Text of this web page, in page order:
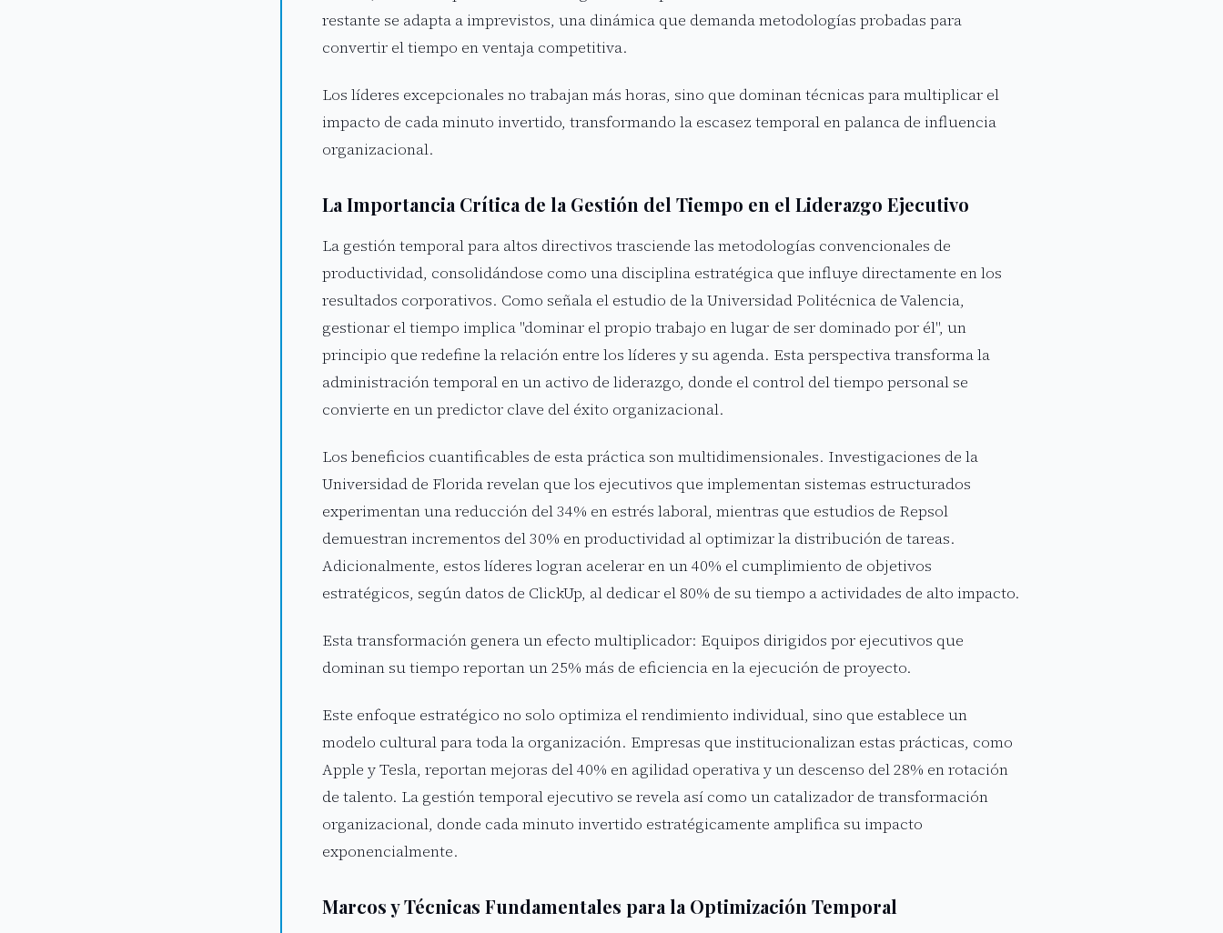
restante se adapta a imprevistos, una dinámica que demanda metodologías probadas para
convertir el tiempo en ventaja competitiva.
Los líderes excepcionales no trabajan más horas, sino que dominan técnicas para multiplicar el
impacto de cada minuto invertido, transformando la escasez temporal en palanca de influencia
organizacional.
La Importancia Crítica de la Gestión del Tiempo en el Liderazgo Ejecutivo
La gestión temporal para altos directivos trasciende las metodologías convencionales de
productividad, consolidándose como una disciplina estratégica que influye directamente en los
resultados corporativos. Como señala el estudio de la Universidad Politécnica de Valencia,
gestionar el tiempo implica "dominar el propio trabajo en lugar de ser dominado por él", un
principio que redefine la relación entre los líderes y su agenda. Esta perspectiva transforma la
administración temporal en un activo de liderazgo, donde el control del tiempo personal se
convierte en un predictor clave del éxito organizacional.
Los beneficios cuantificables de esta práctica son multidimensionales. Investigaciones de la
Universidad de Florida revelan que los ejecutivos que implementan sistemas estructurados
experimentan una reducción del 34% en estrés laboral, mientras que estudios de Repsol
demuestran incrementos del 30% en productividad al optimizar la distribución de tareas.
Adicionalmente, estos líderes logran acelerar en un 40% el cumplimiento de objetivos
estratégicos, según datos de ClickUp, al dedicar el 80% de su tiempo a actividades de alto impacto.
Esta transformación genera un efecto multiplicador: Equipos dirigidos por ejecutivos que
dominan su tiempo reportan un 25% más de eficiencia en la ejecución de proyecto.
Este enfoque estratégico no solo optimiza el rendimiento individual, sino que establece un
modelo cultural para toda la organización. Empresas que institucionalizan estas prácticas, como
Apple y Tesla, reportan mejoras del 40% en agilidad operativa y un descenso del 28% en rotación
de talento. La gestión temporal ejecutivo se revela así como un catalizador de transformación
organizacional, donde cada minuto invertido estratégicamente amplifica su impacto
exponencialmente.
Marcos y Técnicas Fundamentales para la Optimización Temporal